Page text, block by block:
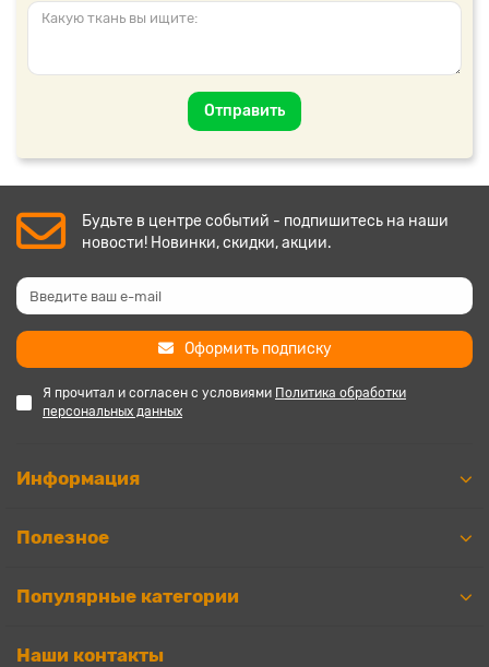
Отправить
Будьте в центре событий - подпишитесь на наши
новости! Новинки, скидки, акции.
Оформить подписку
Я прочитал и согласен с условиями Политика обработки
персональных данных
Информация
Полезное
Популярные категории
Наши контакты